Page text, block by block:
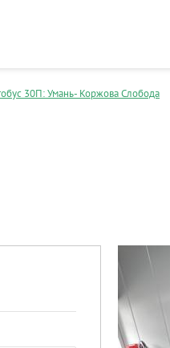
30П: Умань- Коржова Слобода